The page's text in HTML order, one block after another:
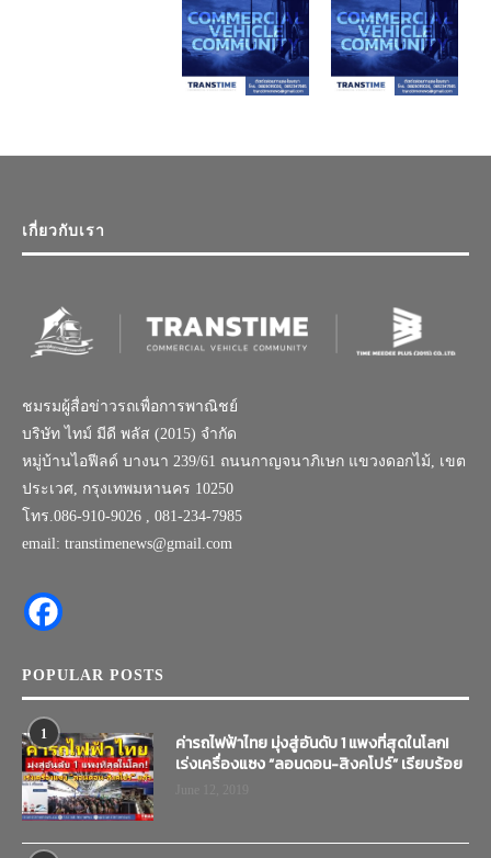
เกี่ยวกับเรา
ชมรมผู้สื่อข่าวรถเพื่อการพาณิชย์
บริษัท ไทม์ มีดี พลัส (2015) จำกัด
หมู่บ้านไอฟีลด์ บางนา 239/61 ถนนกาญจนาภิเษก แขวงดอกไม้, เขต
ประเวศ, กรุงเทพมหานคร 10250
โทร.086-910-9026 , 081-234-7985
email: transtimenews@gmail.com
POPULAR POSTS
1
ค่ารถไฟฟ้าไทย มุ่งสู่อันดับ 1 แพงที่สุดในโลก!
เร่งเครื่องแซง “ลอนดอน-สิงคโปร์” เรียบร้อย